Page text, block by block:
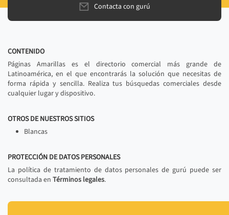
Contacta con gurú
CONTENIDO
Páginas Amarillas es el directorio comercial más grande de
Latinoamérica, en el que encontrarás la solución que necesitas de
forma rápida y sencilla. Realiza tus búsquedas comerciales desde
cualquier lugar y dispositivo.
OTROS DE NUESTROS SITIOS
Blancas
PROTECCIÓN DE DATOS PERSONALES
La política de tratamiento de datos personales de gurú puede ser
consultada en Términos legales.